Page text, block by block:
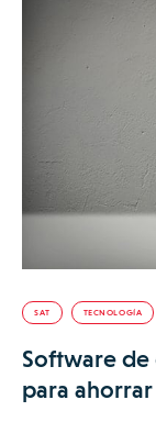
SAT TECNOLOGÍA
Software de
para